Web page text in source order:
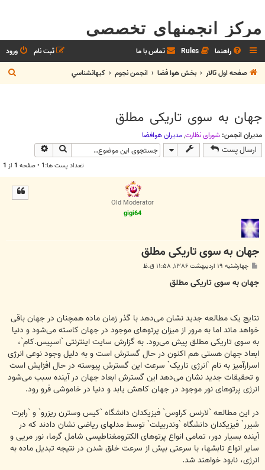
مرکز انجمنهای تخصصی
راهنما Rules تماس با ما ورود
ثبت نام
صفحه اول تالار
بخش هوا فضا انجمن نجوم كيهانشناسي
س
جهان به سوی تاریکی مطلق
مدیران انجمن: شوراي نظارت,مديران هوافضا
ارسال پست جستجو
تعداد پست ها:1 • صفحه 1 از 1
Old Moderator
gigi64
جهان به سوی تاریکی مطلق
س
ت
چهارشنبه ۱۹ اردیبهشت ۱۳۸۶, ۱۱:۵۸ ق.ظ
جهان به سوی تاریکی مطلق
نتایج یک مطالعه جدید نشان می‌دهد با گذر زمان ماده همچنان در جهان باقی
خواهد ماند اما به مرور از میزان پرتوهای موجود در جهان کاسته می‌شود و دنیا
به سوی تاریکی مطلق پیش می‌رود. به گزارش سایت اینترنتی `اسپیس.کام`،
ابعاد جهان هستی هم اکنون در حال گسترش است و به دلیل وجود نوعی انرژی
اسرارآمیز به نام `انرژی تاریک` سرعت این گسترش پیوسته در حال افزایش است
و تحقیقات جدید نشان می‌دهد این گسترش ابعاد جهان در آینده سبب می‌شود
انرژی پرتوهای نور موجود در جهان کاهش یابد و دنیا در خاموشی فرو رود.
در این مطالعه `لارنس کراوس` فیزیکدان دانشگاه `کیس وسترن ریزرو` و `رابرت
شیرر` فیزیکدان دانشگاه `وندربیلت` توسط مدلهای ریاضی نشان دادند که در
آینده بسیار دور، تمامی انواع پرتوهای الکترومغناطیسی شامل گرما، نور مریی و
سایر انواع تابشها، با سرعتی بیش از سرعت خلق شدن در نتیجه تبدیل ماده به
انرژی، نابود خواهند شد.